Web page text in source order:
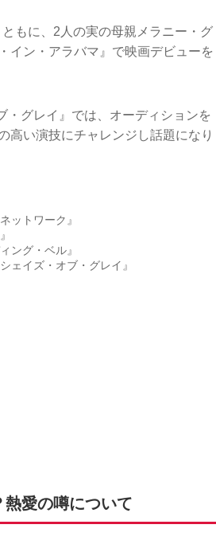
もに、2人の実の母親メラニー・グ
イン・アラバマ』で映画デビューを
・グレイ』では、オーディションを
高い演技にチャレンジし話題になり
ットワーク』
ング・ベル』
ェイズ・オブ・グレイ』
愛の噂について